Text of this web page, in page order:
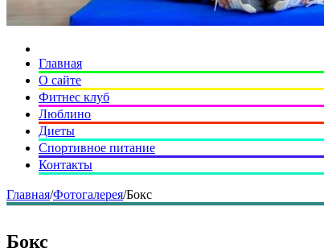
Главная
О сайте
Фитнес клуб
Люблино
Диеты
Спортивное питание
Контакты
Главная/Фотогалерея/Бокс
Бокс